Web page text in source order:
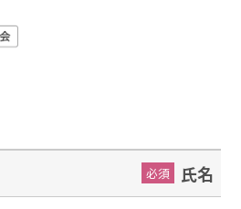
氏名
必須